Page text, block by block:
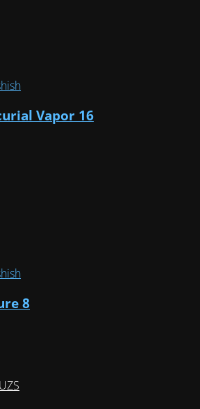
Vapor 16
8
UZS